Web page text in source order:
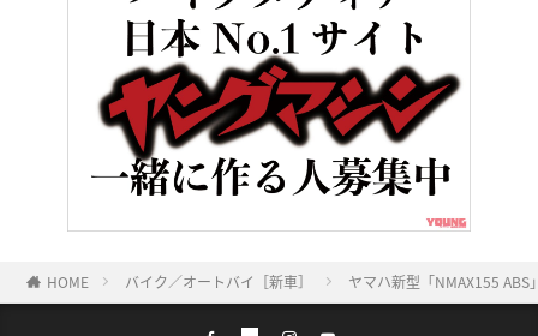
HOME バイク／オートバイ［新車］ ヤマハ新型「NMAX155